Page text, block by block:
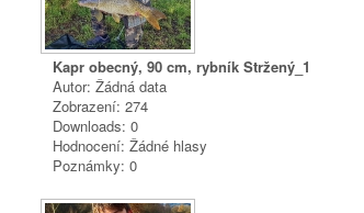
Kapr obecný, 90 cm, rybník Stržený_1
Autor: Žádná data
Zobrazení: 274
Downloads: 0
Hodnocení: Žádné hlasy
Poznámky: 0